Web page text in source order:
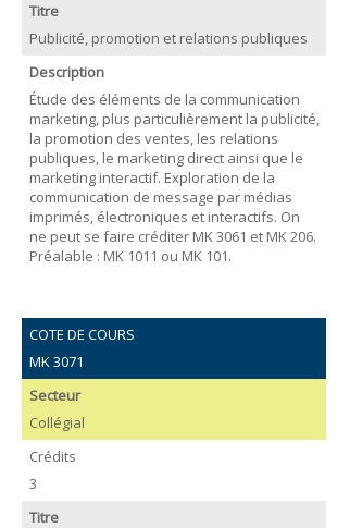
Titre
Publicité, promotion et relations publiques
Description
Étude des éléments de la communication
marketing, plus particulièrement la publicité,
la promotion des ventes, les relations
publiques, le marketing direct ainsi que le
marketing interactif. Exploration de la
communication de message par médias
imprimés, électroniques et interactifs. On
ne peut se faire créditer MK 3061 et MK 206.
Préalable : MK 1011 ou MK 101.
COTE DE COURS
MK 3071
Secteur
Collégial
Crédits
3
Titre